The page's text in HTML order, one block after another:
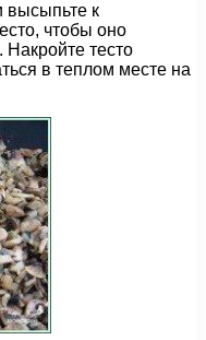
высыпьте к
чтобы оно
тесто
в теплом месте на